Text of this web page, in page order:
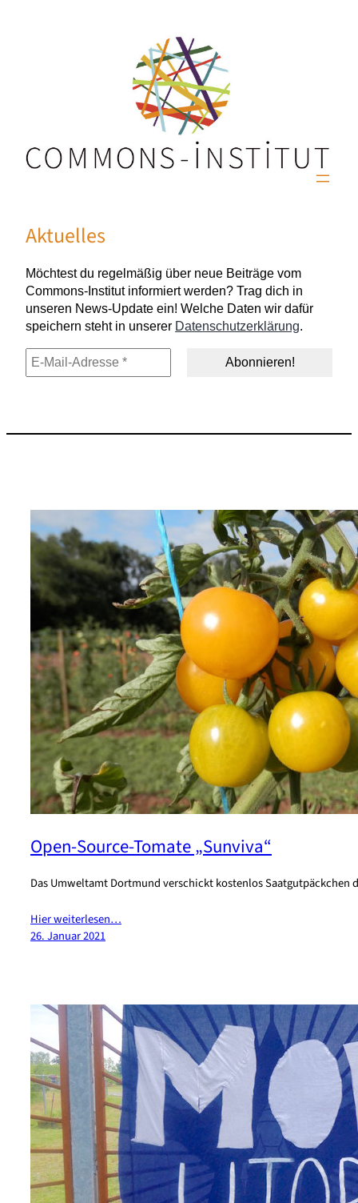
Aktuelles
Möchtest du regelmäßig über neue Beiträge vom
Commons-Institut informiert werden? Trag dich in
unseren News-Update ein! Welche Daten wir dafür
speichern steht in unserer Datenschutzerklärung.
Open-Source-Tomate „Sunviva“
Das Umweltamt Dortmund verschickt kostenlos Saatgutpäckchen
Hier weiterlesen…
26. Januar 2021